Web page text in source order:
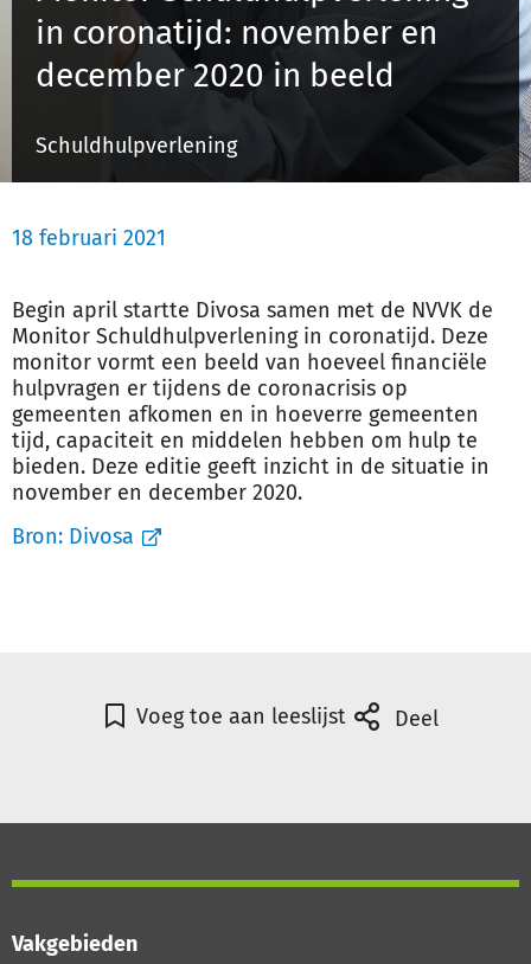
Inloggen
Registreren
in coronatijd: november en
december 2020 in beeld
Schuldhulpverlening
18 februari 2021
Begin april startte Divosa samen met de NVVK de
Monitor Schuldhulpverlening in coronatijd. Deze
monitor vormt een beeld van hoeveel financiële
hulpvragen er tijdens de coronacrisis op
gemeenten afkomen en in hoeverre gemeenten
tijd, capaciteit en middelen hebben om hulp te
bieden. Deze editie geeft inzicht in de situatie in
november en december 2020.
Bron: Divosa
Voeg toe aan leeslijst Deel
Vakgebieden